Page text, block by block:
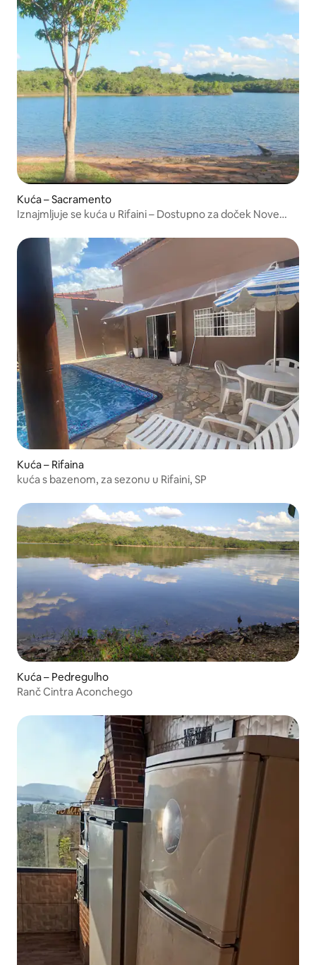
Kuća – Sacramento
Iznajmljuje se kuća u Rifaini – Dostupno za doček Nove
Kuća – Rifaina
kuća s bazenom, za sezonu u Rifaini, SP
Kuća – Pedregulho
Ranč Cintra Aconchego